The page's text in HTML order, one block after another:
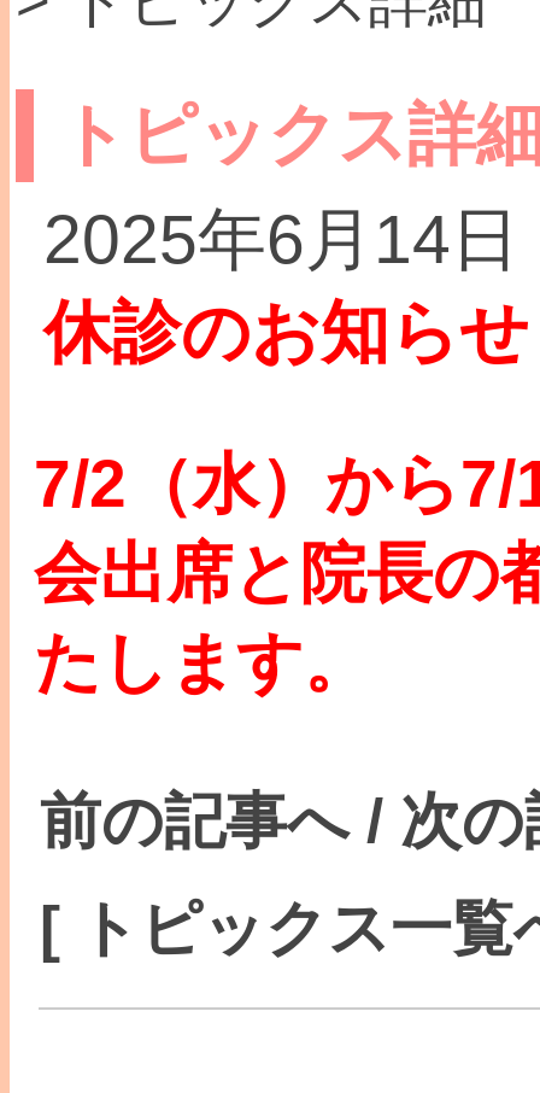
トピックス詳
2025年6月14日
休診のお知らせ
7/2（水）から
会出席と院長の
たします。
前の記事へ/ 次
[ トピックス一覧